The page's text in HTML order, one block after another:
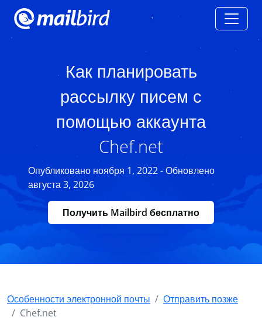
Как планировать
рассылку писем с
помощью аккаунта
Chef.net
Опубликовано ноября 1, 2022 - Обновлено
августа 3, 2026
Получить Mailbird бесплатно
Особенности электронной почты
Отправить позже
Chef.net